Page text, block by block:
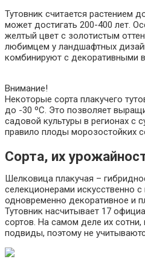
Тутовник считается растением
может достигать 200-400 лет.
желтый цвет с золотистым
любимцем у ландшафтных
комбинируют с декоративными
Внимание!
Некоторые сорта плакучего
до -30 ºС. Это позволяет
садовой культуры в регионах с
правило плоды морозостойких
Сорта, их
Шелковица плакучая –
селекционерами искусственно
одновременно декоративное и
Тутовник насчитывает 17
сортов. На самом деле их
подвиды, поэтому не